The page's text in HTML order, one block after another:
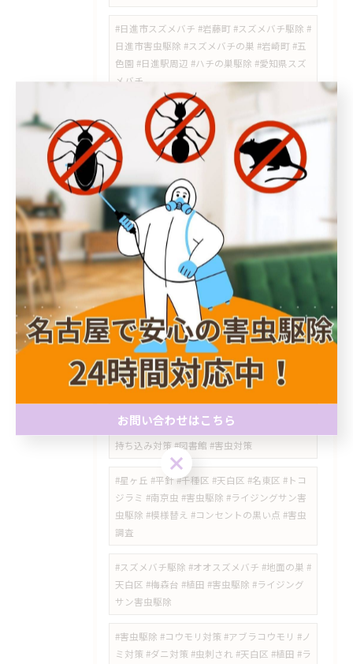
#日進市スズメバチ #岩藤町 #スズメバチ駆除 #
日進市害虫駆除 #スズメバチの巣 #岩崎町 #五
色園 #日進駅周辺 #ハチの巣駆除 #愛知県スズ
メバチ
#瑞穂区 #中山町 #瑞穂通 #佐渡町 #桜山 #桜山
駅 #瑞穂区スズメバチ #瑞穂区スズメバチ駆除
#中山町スズメバチ #瑞穂通スズメバチ #桜山
スズメバチ #ハチ駆除 #スズメバチ駆除 #瑞穂
区害虫駆除 #ライジングサン害虫駆除
#徳重 #神沢 #野並 #ノミダニ対策 #ダニ駆除 #
害虫対策 #害獣対策 #名古屋市
#天白区 #植田 #名古屋市天白区 #トコジラミ #
トコジラミ駆除 #トコジラミ対策 #南京虫 #中
古家具 #害虫駆除 #ライジングサン害虫駆除
#瀬戸市 #シバンムシ #シバンムシ駆除 #害虫
駆除 #害虫対策 #名古屋市 #天白区 #ライジン
グサン害虫駆除 #食品害虫 #愛知県
塩釜口 #名古屋市 #ライジングサン害虫駆除 #
持ち込み対策 #図書館 #害虫対策
​#星ヶ丘 #平針 #千種区 #天白区 #名東区 #トコ
ジラミ #南京虫 #害虫駆除 #ライジングサン害
虫駆除 #模様替え #コンセントの黒い点 #害虫
調査
#スズメバチ駆除 #オオスズメバチ #地面の巣 #
天白区 #梅森台 #植田 #害虫駆除 #ライジング
サン害虫駆除
#害虫駆除 #コウモリ対策 #アブラコウモリ #ノ
ミ対策 #ダニ対策 #虫刺され #天白区 #植田 #ラ
お問い合わせはこちら
お問い合わせはこちら